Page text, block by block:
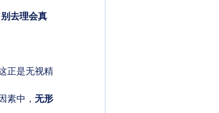
去理会真
正是无视精
素中， 无形